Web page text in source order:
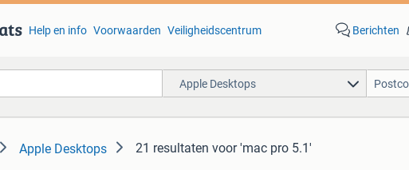
Help en info Voorwaarden Veiligheidscentrum Berichten
Apple Desktops
Apple Desktops 21 resultaten voor 'mac pro 5.1'